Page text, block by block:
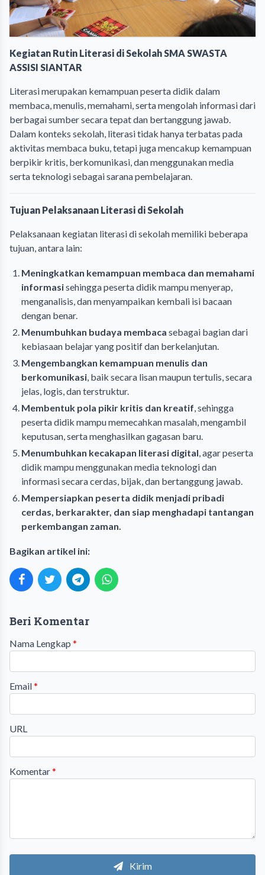
Kegiatan Rutin Literasi di Sekolah SMA SWASTA
ASSISI SIANTAR
Literasi merupakan kemampuan peserta didik dalam
membaca, menulis, memahami, serta mengolah informasi dari
berbagai sumber secara tepat dan bertanggung jawab.
Dalam konteks sekolah, literasi tidak hanya terbatas pada
aktivitas membaca buku, tetapi juga mencakup kemampuan
berpikir kritis, berkomunikasi, dan menggunakan media
serta teknologi sebagai sarana pembelajaran.
Tujuan Pelaksanaan Literasi di Sekolah
Pelaksanaan kegiatan literasi di sekolah memiliki beberapa
tujuan, antara lain:
Meningkatkan kemampuan membaca dan memahami
informasisehingga peserta didik mampu menyerap,
menganalisis, dan menyampaikan kembali isi bacaan
dengan benar.
Menumbuhkan budaya membaca sebagai bagian dari
kebiasaan belajar yang positif dan berkelanjutan.
Mengembangkan kemampuan menulis dan
berkomunikasi, baik secara lisan maupun tertulis, secara
jelas, logis, dan terstruktur.
Membentuk pola pikir kritis dan kreatif, sehingga
peserta didik mampu memecahkan masalah, mengambil
keputusan, serta menghasilkan gagasan baru.
Menumbuhkan kecakapan literasi digital, agar peserta
didik mampu menggunakan media teknologi dan
informasi secara cerdas, bijak, dan bertanggung jawab.
Mempersiapkan peserta didik menjadi pribadi
cerdas, berkarakter, dan siap menghadapi tantangan
perkembangan zaman.
Bagikan artikel ini:
Beri Komentar
Nama Lengkap *
Email*
URL
Komentar*
Kirim